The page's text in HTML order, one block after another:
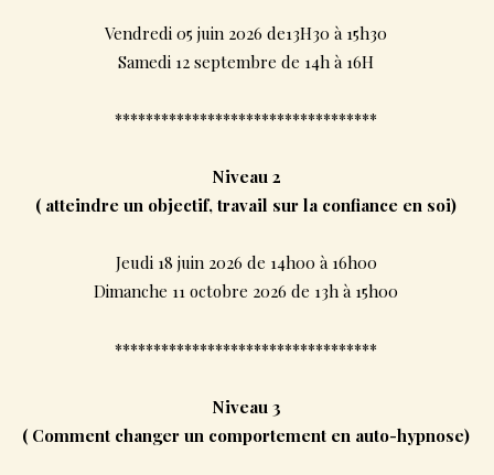
Vendredi 05 juin 2026 de13H30 à 15h30
Samedi 12 septembre de 14h à 16H
**********************************
Niveau 2
( atteindre un objectif, travail sur la confiance en soi)
Jeudi 18 juin 2026 de 14h00 à 16h00
Dimanche 11 octobre 2026 de 13h à 15h00
**********************************
Niveau 3
( Comment changer un comportement en auto-hypnose)